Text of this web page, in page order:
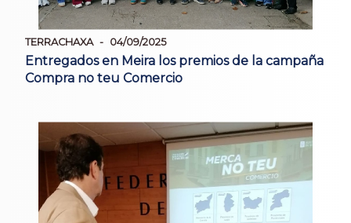
TERRACHAXA 04/09/2025
Entregados en Meira los premios de la campaña
Compra no teu Comercio